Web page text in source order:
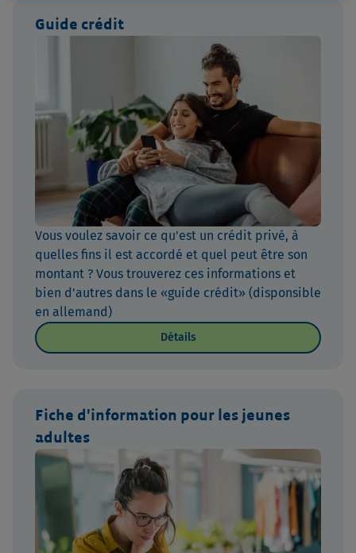
Guide crédit
Vous voulez savoir ce qu'est un crédit privé, à
quelles fins il est accordé et quel peut être son
montant ? Vous trouverez ces informations et
bien d'autres dans le «guide crédit» (disponsible
en allemand)
Détails
Fiche d'information pour les jeunes
adultes